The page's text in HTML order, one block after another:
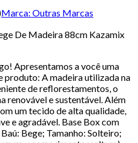
Marca: Outras Marcas
De Madeira 88cm Kazamix
Apresentamos a você uma
produto: A madeira utilizada na
de reflorestamentos, o
renovável e sustentável. Além
um tecido de alta qualidade,
e agradável. Base Box com
Bege; Tamanho: Solteiro;